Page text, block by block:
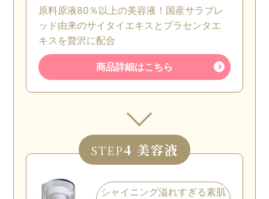
原料原液80％以上の美容液！国産サラブレ
ッド由来のサイタイエキスとプラセンタエ
キスを贅沢に配合
商品詳細はこちら
STEP4 美容液
シャイニング溢れすぎる素肌